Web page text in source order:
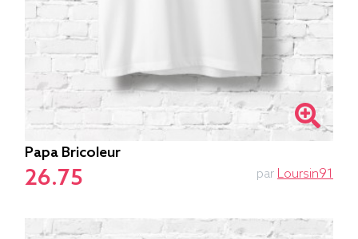
Papa Bricoleur
26.75 par Loursin91